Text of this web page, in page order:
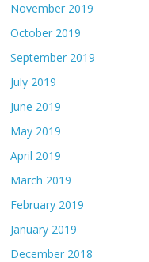
November 2019
October 2019
September 2019
July 2019
June 2019
May 2019
April 2019
March 2019
February 2019
January 2019
December 2018